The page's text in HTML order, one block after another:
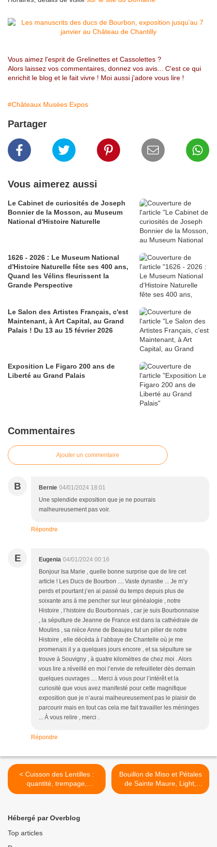
Vous aimez l'esprit de Grelinettes et Cassolettes ?
Alors laissez vos commentaires, donnez vos avis... C'est ce qui
enrichit le blog et le fait vivre ! Moi aussi j'adore vous lire !
#Châteaux Musées Expos
Partager
Vous aimerez aussi
Le Cabinet de curiosités de Joseph
Bonnier de la Mosson, au Museum
National d'Histoire Naturelle
1626 - 2026 : Le Museum National
d'Histoire Naturelle fête ses 400 ans,
Quand les Vélins fleurissent la
Grande Perspective
Le Salon des Artistes Français, c'est
Maintenant, à Art Capital, au Grand
Palais ! Du 13 au 15 février 2026
Exposition Le Figaro 200 ans de
Liberté au Grand Palais
Commentaires
Ajouter un commentaire
B Bernie 04/01/2024 18:01
Une splendide exposition que je ne pourrais
malheureusement pas voir.
Répondre
E Eugenia 04/01/2024 00:16
Bonjour Isa Marie , quelle bonne surprise que de lire cet
article ! Les Ducs de Bourbon .... Vaste dynastie ... Je m‘y
perds et pourtant j‘en ai passé du temps depuis plus de
soixante ans à me pencher sur leur généalogie , notre
Histoire , l‘histoire du Bourbonnais , car je suis Bourbonnaise
, la sépulture de Jeanne de France est dans la cathédrale de
Moulins , sa nièce Anne de Beaujeu fut un pilier de notre
Histoire , elle décéda à l’abbaye de Chantelle où je me
promenais il y a quelques jours encore , et sa sépulture se
trouve à Souvigny , à quatre kilomètres de chez moi . Alors
vous lire a réveillé en moi l’envie de refeuilleter dès demain
quelques ouvrages .... Merci à vous pour l’intérêt et la
curiosité que vous avez manifesté pour cette magnifique
exposition que je n’aurai malheureusement pas le plaisir de
parcourir mais en tout cas cela me fait travailler les méninges
... À vous relire , merci .
Répondre
< Cuisson des Lentilles :
quantité, trempage,
germination, préparation
Bouillon de Miso et Pétales
de Sainte Maure, Light,
Express, Umami >
Hébergé par Overblog
Top articles